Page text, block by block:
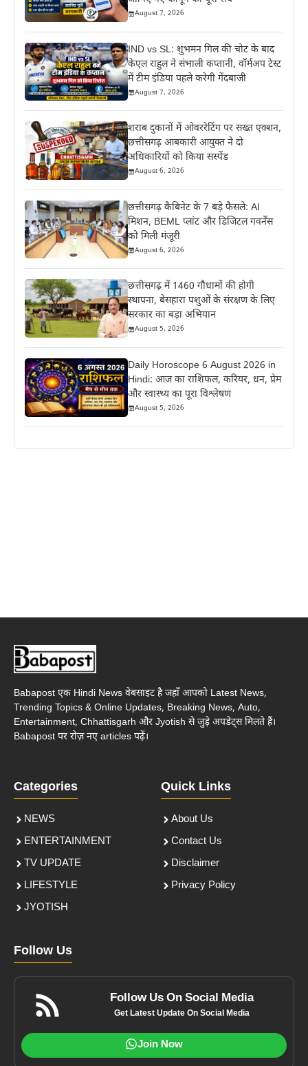
August 7, 2026
IND vs SL: शुभमन गिल की चोट के बाद
केएल राहुल ने संभाली कप्तानी, वॉर्मअप टेस्ट
में टीम इंडिया पहले करेगी गेंदबाजी
August 7, 2026
शराब दुकानों में ओवररेटिंग पर सख्त एक्शन,
छत्तीसगढ़ आबकारी आयुक्त ने दो
अधिकारियों को किया सस्पेंड
August 6, 2026
छत्तीसगढ़ कैबिनेट के 7 बड़े फैसले: AI
मिशन, BEML प्लांट और डिजिटल गवर्नेंस
को मिली मंजूरी
August 6, 2026
छत्तीसगढ़ में 1460 गौधामों की होगी
स्थापना, बेसहारा पशुओं के संरक्षण के लिए
सरकार का बड़ा अभियान
August 5, 2026
Daily Horoscope 6 August 2026 in
Hindi: आज का राशिफल, करियर, धन, प्रेम
और स्वास्थ्य का पूरा विश्लेषण
August 5, 2026
Babapost एक Hindi News वेबसाइट है जहाँ आपको Latest News,
Trending Topics & Online Updates, Breaking News, Auto,
Entertainment, Chhattisgarh और Jyotish से जुड़े अपडेट्स मिलते हैं।
Babapost पर रोज़ नए articles पढ़ें।
Categories
NEWS
ENTERTAINMENT
TV UPDATE
LIFESTYLE
JYOTISH
Quick Links
About Us
Contact Us
Disclaimer
Privacy Policy
Follow Us
Follow Us On Social Media
Get Latest Update On Social Media
Join Now